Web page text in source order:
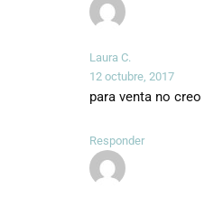
Laura C.
12 octubre, 2017
para venta no creo
Responder